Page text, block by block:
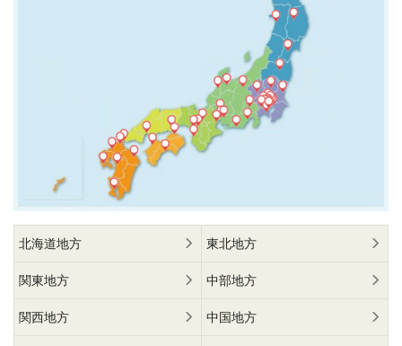
北海道地方 東北地方
関東地方 中部地方
関西地方 中国地方